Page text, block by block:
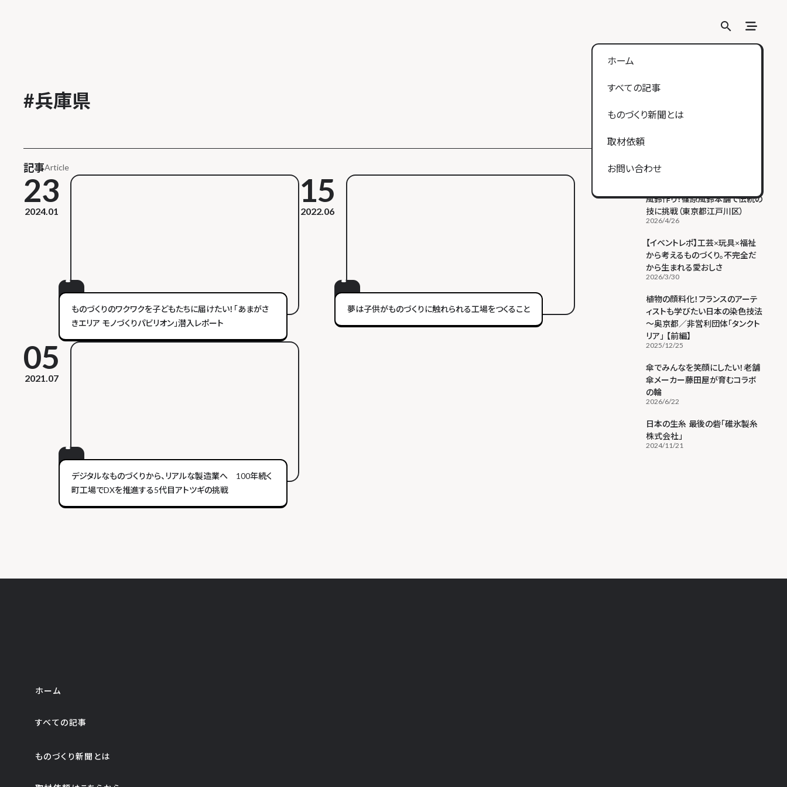
search
search
ホーム
すべての記事
ものづくり新聞とは
取材依頼
お問い合わせ
モノ コト
#兵庫県
記事Article
23
2024.01
ものづくりのワクワクを子どもたちに届けたい！「あまがさ
きエリア モノづくりパビリオン」潜入レポート
15
2022.06
夢は子供がものづくりに触れられる工場をつくること
05
2021.07
デジタルなものづくりから、リアルな製造業へ 100年続く
町工場でDXを推進する5代目アトツギの挑戦
人気の記事Ranking
風鈴作り！篠原風鈴本舗で伝統の
技に挑戦（東京都江戸川区）
2026/4/26
【イベントレポ】工芸×玩具×福祉
から考えるものづくり。不完全だ
から生まれる愛おしさ
2026/3/30
植物の顔料化！フランスのアーテ
ィストも学びたい日本の染色技法
～奥京都／非営利団体「タンクト
リア」 【前編】
2025/12/25
傘でみんなを笑顔にしたい！老舗
傘メーカー藤田屋が育むコラボ
の輪
2026/6/22
日本の生糸 最後の砦「碓氷製糸
株式会社」
2024/11/21
ホーム
すべての記事
ものづくり新聞とは